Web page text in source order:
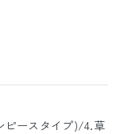
ピースタイプ)/4.草